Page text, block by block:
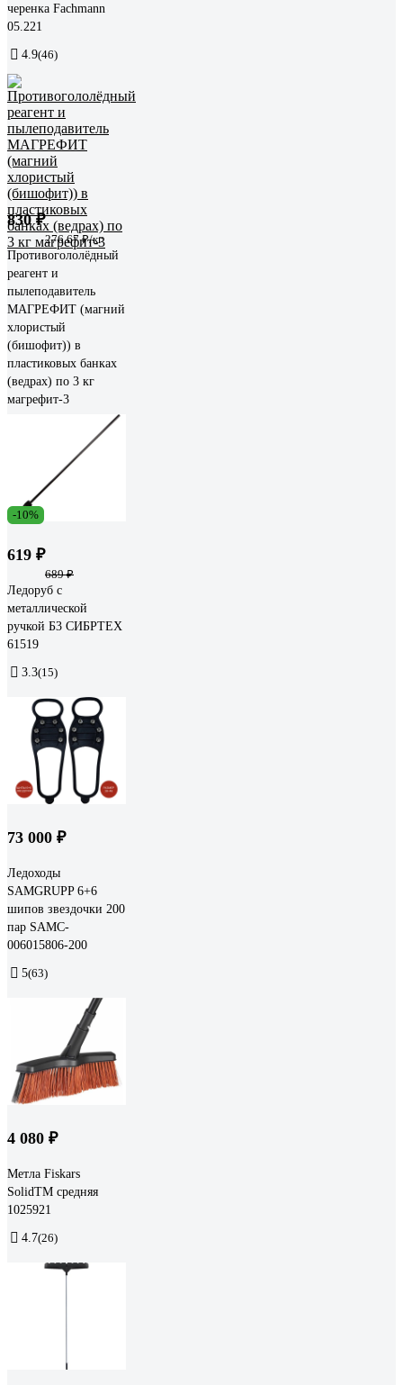
черенка Fachmann
05.221
4.9(46)
830 ₽
276.67 ₽/кг
Противогололёдный
реагент и
пылеподавитель
МАГРЕФИТ (магний
хлористый
(бишофит)) в
пластиковых банках
(ведрах) по 3 кг
магрефит-3
-10%
619 ₽
689 ₽
Ледоруб с
металлической
ручкой Б3 СИБРТЕХ
61519
3.3(15)
73 000 ₽
Ледоходы
SAMGRUPP 6+6
шипов звездочки 200
пар SAMC-
006015806-200
5(63)
4 080 ₽
Метла Fiskars
SolidTM средняя
1025921
4.7(26)